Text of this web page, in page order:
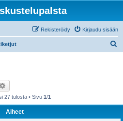
Kirjaudu sisään
Rekisteröidy
27 tulosta • Sivu 1/1
Aiheet